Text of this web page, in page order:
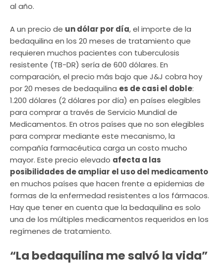
al año.
A un precio de un dólar por día, el importe de la
bedaquilina en los 20 meses de tratamiento que
requieren muchos pacientes con tuberculosis
resistente (TB-DR) sería de 600 dólares. En
comparación, el precio más bajo que J&J cobra hoy
por 20 meses de bedaquilina es de casi el doble:
1.200 dólares (2 dólares por día) en países elegibles
para comprar a través de Servicio Mundial de
Medicamentos. En otros países que no son elegibles
para comprar mediante este mecanismo, la
compañía farmacéutica carga un costo mucho
mayor. Este precio elevado afecta a las
posibilidades de ampliar el uso del medicamento
en muchos países que hacen frente a epidemias de
formas de la enfermedad resistentes a los fármacos.
Hay que tener en cuenta que la bedaquilina es solo
una de los múltiples medicamentos requeridos en los
regímenes de tratamiento.
“La bedaquilina me salvó la vida”